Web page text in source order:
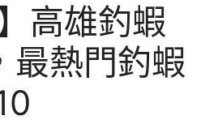
高雄釣蝦
最熱門釣蝦